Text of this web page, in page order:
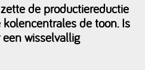
de productiereductie
de toon. Is
wisselvallig